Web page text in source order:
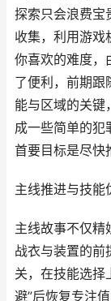
探索只会浪费宝
收集，利用游戏
你喜欢的难度，
了便利，前期跟
能与区域的关键
成一些简单的犯
首要目标是尽快
主线推进与技能
主线故事不仅精
战衣与装置的前
关，在技能选择
避”后恢复专注